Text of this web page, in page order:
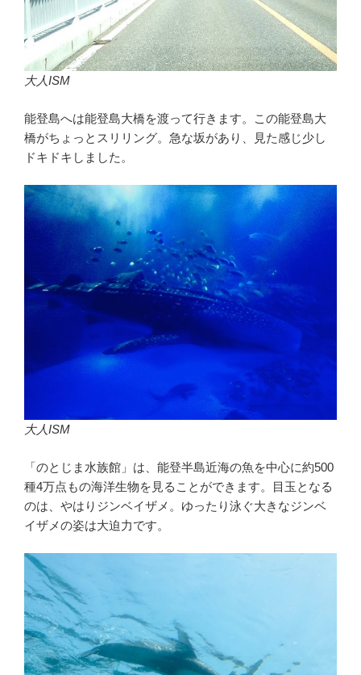
大人ISM
能登島へは能登島大橋を渡って行きます。この能登島大
橋がちょっとスリリング。急な坂があり、見た感じ少し
ドキドキしました。
大人ISM
「のとじま水族館」は、能登半島近海の魚を中心に約500
種4万点もの海洋生物を見ることができます。目玉となる
のは、やはりジンベイザメ。ゆったり泳ぐ大きなジンベ
イザメの姿は大迫力です。